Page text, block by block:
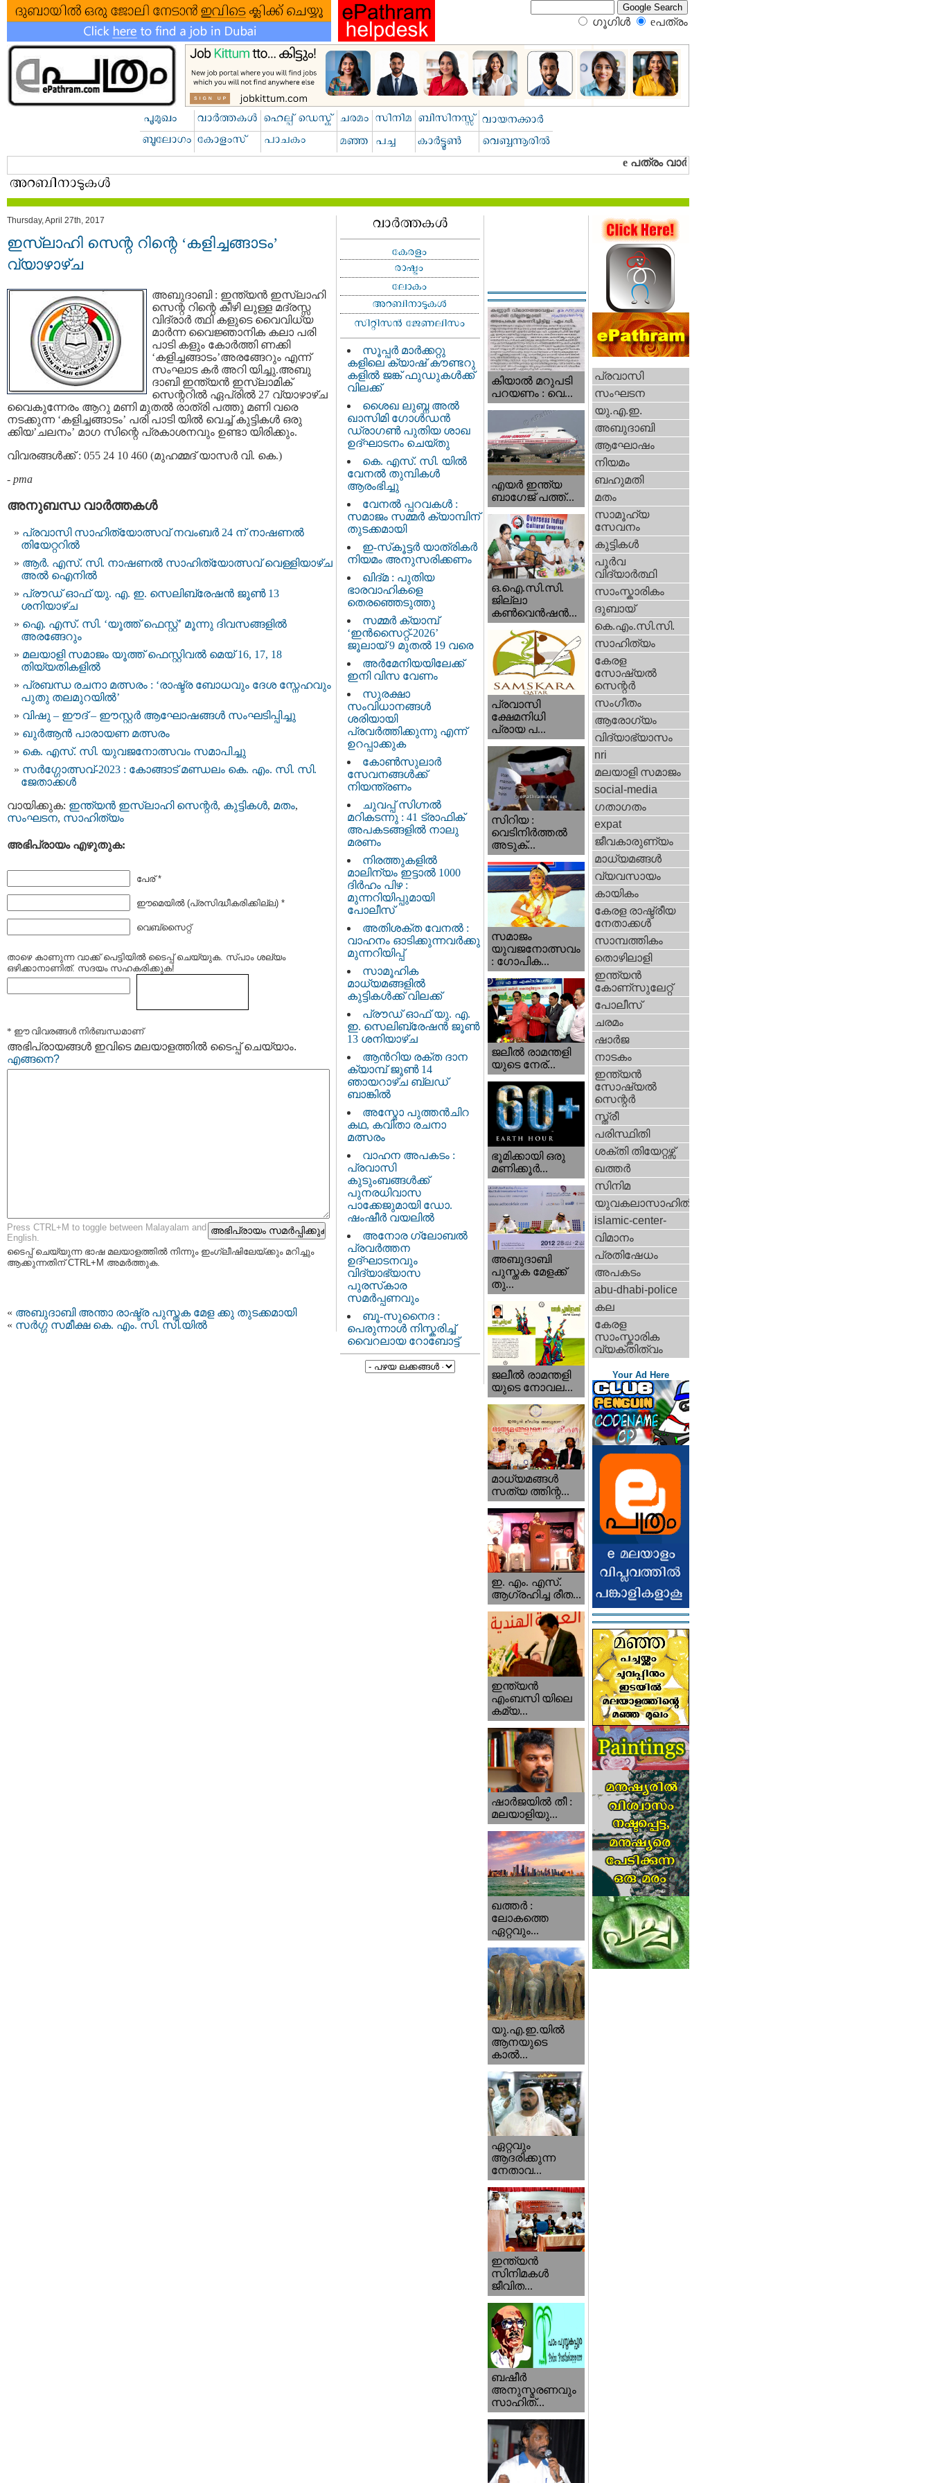
ഗൂഗിള്‍ eപത്രം‍
Thursday, April 27th, 2017
ഇസ്‌ലാഹി സെന്റ റിന്റെ ‘കളിച്ചങ്ങാടം’
വ്യാഴാഴ്ച
അബുദാബി : ഇന്ത്യന്‍ ഇസ്‌ലാഹി
സെന്റ റിന്റെ കീഴി ലുള്ള മദ്രസ്സ
വിദ്രാര്‍ ത്ഥി കളുടെ വൈവിധ്യ
മാര്‍ന്ന വൈജ്ഞാനിക കലാ പരി
പാടി കളും കോർത്തി ണക്കി
‘കളിച്ചങ്ങാടം’അരങ്ങേറും എന്ന്
സംഘാട കർ അറി യിച്ചു.അബു
ദാബി ഇന്ത്യന്‍ ഇസ്‌ലാമിക്
സെന്ററില്‍ ഏപ്രിൽ 27 വ്യാഴാഴ്ച
വൈകുന്നേരം ആറു മണി മുതല്‍ രാത്രി പത്തു മണി വരെ
നടക്കുന്ന ‘കളിച്ചങ്ങാടം’ പരി പാടി യിൽ വെച്ച് കുട്ടികൾ ഒരു
ക്കിയ’ചലനം’ മാഗ സിന്റെ പ്രകാശനവും ഉണ്ടാ യിരിക്കും.
വിവരങ്ങൾക്ക് : 055 24 10 460 (മുഹമ്മദ് യാസര്‍ വി. കെ.)
- pma
അനുബന്ധ വാര്‍ത്തകള്‍
പ്രവാസി സാഹിത്യോത്സവ് നവംബര്‍ 24 ന് നാഷണല്‍
തിയേറ്ററില്‍
ആര്‍. എസ്. സി. നാഷണല്‍ സാഹിത്യോത്സവ് വെള്ളിയാഴ്ച
അല്‍ ഐനില്‍
പ്രൗഡ് ഓഫ് യു. എ. ഇ. സെലിബ്രേഷൻ ജൂൺ 13
ശനിയാഴ്ച
ഐ. എസ്. സി. ‘യൂത്ത് ഫെസ്റ്റ്’ മൂന്നു ദിവസങ്ങളിൽ
അരങ്ങേറും
മലയാളി സമാജം യൂത്ത് ഫെസ്റ്റിവല്‍ മെയ് 16, 17, 18
തിയ്യതികളിൽ
പ്രബന്ധ രചനാ മത്സരം : ‘രാഷ്ട്ര ബോധവും ദേശ സ്നേഹവും
പുതു തലമുറയിൽ’
വിഷു – ഈദ് – ഈസ്റ്റർ ആഘോഷങ്ങൾ സംഘടിപ്പിച്ചു
ഖുർആൻ പാരായണ മത്സരം
കെ. എസ്. സി. യുവജനോത്സവം സമാപിച്ചു
സർഗ്ഗോത്സവ്-2023 : കോങ്ങാട് മണ്ഡലം കെ. എം. സി. സി.
ജേതാക്കൾ
വായിക്കുക: ഇന്ത്യന്‍ ഇസ്ലാഹി സെന്റര്‍, കുട്ടികള്‍, മതം,
സംഘടന, സാഹിത്യം
അഭിപ്രായം എഴുതുക:
പേര് *
ഈമെയില്‍ (പ്രസിദ്ധീകരിക്കില്ല) *
വെബ്സൈറ്റ്
താഴെ കാണുന്ന വാക്ക് പെട്ടിയില്‍ ടൈപ്പ്‌ ചെയ്യുക. സ്പാം ശല്യം
ഒഴിക്കാനാണിത്. സദയം സഹകരിക്കുക!
* ഈ വിവരങ്ങള്‍ നിര്‍ബന്ധമാണ്
അഭിപ്രായങ്ങള്‍ ഇവിടെ മലയാളത്തില്‍ ടൈപ്പ് ചെയ്യാം.
എങ്ങനെ?
Press CTRL+M to toggle between Malayalam and
English.
ടൈപ്പ്‌ ചെയ്യുന്ന ഭാഷ മലയാളത്തില്‍ നിന്നും ഇംഗ്ലീഷിലേയ്ക്കും മറിച്ചും
ആക്കുന്നതിന് CTRL+M അമര്‍ത്തുക.
« അബുദാബി അന്താ രാഷ്ട്ര പുസ്തക മേള ക്കു തുടക്കമായി
« സര്‍ഗ്ഗ സമീക്ഷ കെ. എം. സി. സി.യിൽ
സൂപ്പർ മാർക്കറ്റു
കളിലെ ക്യാഷ് കൗണ്ടറു
കളിൽ ജങ്ക് ഫുഡുകൾക്ക്
വിലക്ക്
ശൈഖ ലുബ്ന അൽ
ഖാസിമി ഗോൾഡൻ
ഡ്രാഗൺ പുതിയ ശാഖ
ഉദ്ഘാടനം ചെയ്തു
കെ. എസ്. സി. യിൽ
വേനൽ തുമ്പികൾ
ആരംഭിച്ചു
വേനൽ പ്പറവകൾ :
സമാജം സമ്മർ ക്യാമ്പിന്
തുടക്കമായി
ഇ-സ്‌കൂട്ടർ യാത്രികർ
നിയമം അനുസരിക്കണം
ഖിദ്മ : പുതിയ
ഭാരവാഹികളെ
തെരഞ്ഞെടുത്തു
സമ്മർ ക്യാമ്പ്
‘ഇൻസൈറ്റ്-2026’
ജൂലായ് 9 മുതൽ 19 വരെ
അർമേനിയയിലേക്ക്
ഇനി വിസ വേണം
സുരക്ഷാ
സംവിധാനങ്ങൾ
ശരിയായി
പ്രവർത്തിക്കുന്നു എന്ന്
ഉറപ്പാക്കുക
കോൺസുലാർ
സേവനങ്ങൾക്ക്
നിയന്ത്രണം
ചുവപ്പ് സിഗ്നൽ
മറികടന്നു : 41 ട്രാഫിക്
അപകടങ്ങളിൽ നാലു
മരണം
നിരത്തുകളിൽ
മാലിന്യം ഇട്ടാൽ 1000
ദിർഹം പിഴ :
മുന്നറിയിപ്പുമായി
പോലീസ്
അതിശക്ത വേനൽ :
വാഹനം ഓടിക്കുന്നവർക്കു
മുന്നറിയിപ്പ്
സാമൂഹിക
മാധ്യമങ്ങളിൽ
കുട്ടികൾക്ക് വിലക്ക്
പ്രൗഡ് ഓഫ് യു. എ.
ഇ. സെലിബ്രേഷൻ ജൂൺ
13 ശനിയാഴ്ച
ആൻറിയ രക്ത ദാന
ക്യാമ്പ് ജൂൺ 14
ഞായറാഴ്ച ബ്ലഡ്
ബാങ്കിൽ
അസ്മോ പുത്തൻചിറ
കഥ, കവിതാ രചനാ
മത്സരം
വാഹന അപകടം :
പ്രവാസി
കുടുംബങ്ങൾക്ക്
പുനരധിവാസ
പാക്കേജുമായി ഡോ.
ഷംഷീർ വയലിൽ
അനോര ഗ്ലോബൽ
പ്രവർത്തന
ഉദ്ഘാടനവും
വിദ്യാഭ്യാസ
പുരസ്‌കാര
സമർപ്പണവും
ബൂ-സുനൈദ :
പെരുന്നാൾ നിസ്കരിച്ച്
വൈറലായ റോബോട്ട്
കിയാല്‍ മറുപടി
പറയണം : വെ...
എയര്‍ ഇന്ത്യ
ബാഗേജ് പത്ത്...
ഒ.ഐ.സി.സി.
ജില്ലാ
കൺവെൻഷൻ...
പ്രവാസി
ക്ഷേമനിധി
പ്രായ പ...
സിറിയ :
വെടിനിർത്തൽ
അടുക്...
സമാജം
യുവജനോത്സവം
: ഗോപിക...
ജലീല്‍ രാമന്തളി
യുടെ നേര്...
ഭൂമിക്കായി ഒരു
മണിക്കൂര്‍...
അബുദാബി
പുസ്തക മേളക്ക്
തു...
ജലീല്‍ രാമന്തളി
യുടെ നോവല...
മാധ്യമങ്ങള്‍
സത്യ ത്തിന്റ...
ഇ. എം. എസ്.
ആഗ്രഹിച്ച രീത...
ഇന്ത്യന്‍
എംബസി യിലെ
കമ്യ...
ഷാര്‍ജയില്‍ തീ :
മലയാളിയു...
ഖത്തര്‍ :
ലോകത്തെ
ഏറ്റവും...
യു.എ.ഇ.യില്‍
ആനയുടെ
കാല്‍...
ഏറ്റവും
ആദരിക്കുന്ന
നേതാവ...
ഇന്ത്യന്‍
സിനിമകള്‍
ജീവിത...
ബഷീര്‍
അനുസ്മരണവും
സാഹിത്...
പ്രവാസി
സംഘടന
യു.എ.ഇ.
അബുദാബി
ആഘോഷം
നിയമം
ബഹുമതി
മതം
സാമൂഹ്യ
സേവനം
കുട്ടികള്‍
പൂര്‍വ
വിദ്യാര്‍ത്ഥി
സാംസ്കാരികം
ദുബായ്‌
കെ.എം.സി.സി.
സാഹിത്യം
കേരള
സോഷ്യല്‍
സെന്റര്‍
സംഗീതം
ആരോഗ്യം
വിദ്യാഭ്യാസം
nri
മലയാളി സമാജം
social-media
ഗതാഗതം
expat
ജീവകാരുണ്യം
മാധ്യമങ്ങള്‍
വ്യവസായം
കായികം
കേരള രാഷ്ട്രീയ
നേതാക്കള്‍
സാമ്പത്തികം
തൊഴിലാളി
ഇന്ത്യന്‍
കോണ്സുലേറ്റ്
പോലീസ്
ചരമം
ഷാര്‍ജ
നാടകം
ഇന്ത്യന്‍
സോഷ്യല്‍
സെന്റര്‍
സ്ത്രീ
പരിസ്ഥിതി
ശക്തി തിയേറ്റഴ്സ്
ഖത്തര്‍
സിനിമ
യുവകലാസാഹിതി
islamic-center-
വിമാനം
പ്രതിഷേധം
അപകടം
abu-dhabi-police
കല
കേരള
സാംസ്കാരിക
വ്യക്തിത്വം
Your Ad Here